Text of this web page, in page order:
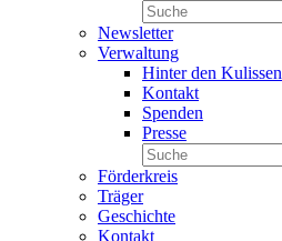
Newsletter
Verwaltung
Hinter den Kulissen
Kontakt
Spenden
Presse
Förderkreis
Träger
Geschichte
Kontakt